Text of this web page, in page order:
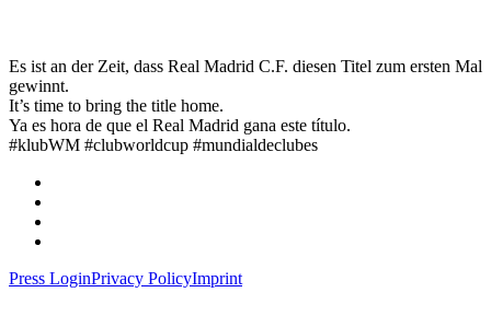
Es ist an der Zeit, dass Real Madrid C.F. diesen Titel zum ersten Mal
gewinnt.
It’s time to bring the title home.
Ya es hora de que el Real Madrid gana este título.
#klubWM #clubworldcup #mundialdeclubes
Press LoginPrivacy PolicyImprint